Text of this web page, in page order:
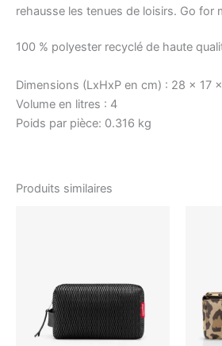
rehausse les tenues de loisirs. Go for
100 % polyester recyclé de haute
Dimensions (LxHxP en cm) : 28 x 17
Volume en litres : 4
Poids par pièce: 0.316 kg
Produits similaires